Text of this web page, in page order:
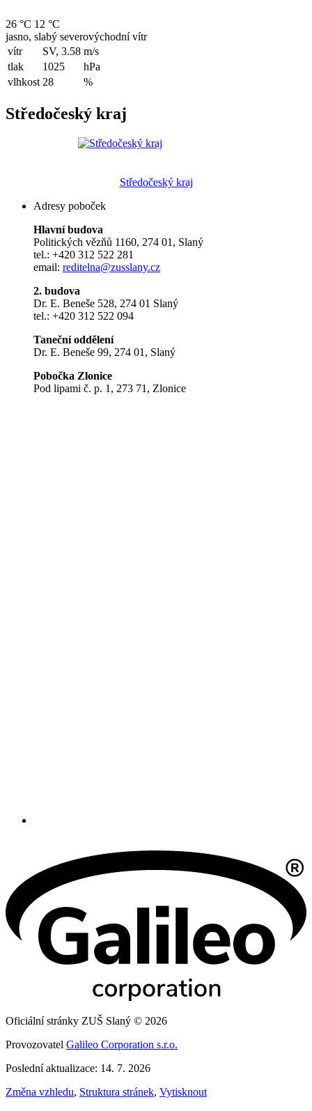
26 °C 12 °C
jasno, slabý severovýchodní vítr
vítr
SV, 3.58 m/s
tlak
1025
hPa
vlhkost 28 %
Středočeský kraj
Středočeský kraj
Adresy poboček
Hlavní budova
Politických vězňů 1160, 274 01, Slaný
tel.: +420 312 522 281
email: reditelna@zusslany.cz
2. budova
Dr. E. Beneše 528, 274 01 Slaný
tel.: +420 312 522 094
Taneční oddělení
Dr. E. Beneše 99, 274 01, Slaný
Pobočka Zlonice
Pod lipami č. p. 1, 273 71, Zlonice
Oficiální stránky ZUŠ Slaný © 2026
Provozovatel Galileo Corporation s.r.o.
Poslední aktualizace: 14. 7. 2026
Změna vzhledu, Struktura stránek, Vytisknout